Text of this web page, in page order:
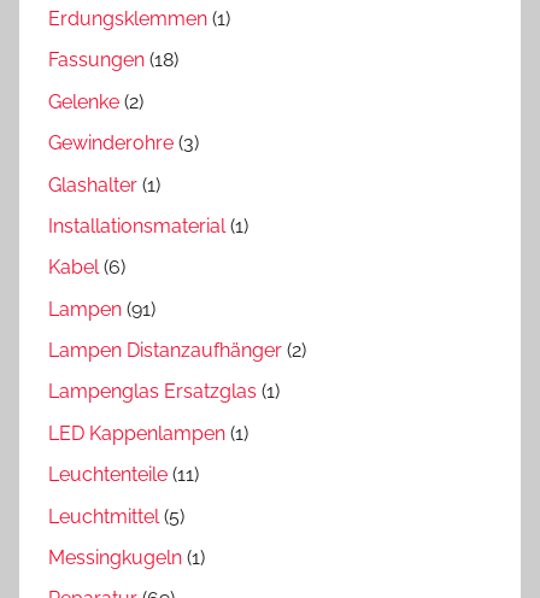
Erdungsklemmen (1)
Fassungen (18)
Gelenke (2)
Gewinderohre (3)
Glashalter (1)
Installationsmaterial(1)
Kabel(6)
Lampen (91)
Lampen Distanzaufhänger (2)
Lampenglas Ersatzglas (1)
LED Kappenlampen (1)
Leuchtenteile (11)
Leuchtmittel (5)
Messingkugeln (1)